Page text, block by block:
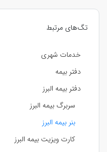
تگ‌های مرتبط
خدمات شهری
دفتر بیمه
دفتر بیمه البرز
سربرگ بیمه البرز
بنر بیمه البرز
کارت ویزیت بیمه البرز